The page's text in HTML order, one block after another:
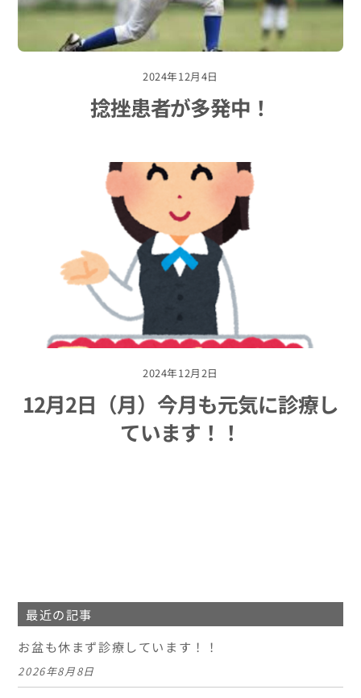
2024年12月4日
捻挫患者が多発中！
2024年12月2日
12月2日（月）今月も元気に診療し
ています！！
最近の記事
お盆も休まず診療しています！！
2026年8月8日